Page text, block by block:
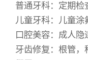
普通牙科：定期检
儿童牙科：儿童涂
口腔美容：成人隐
牙齿修复：根管，